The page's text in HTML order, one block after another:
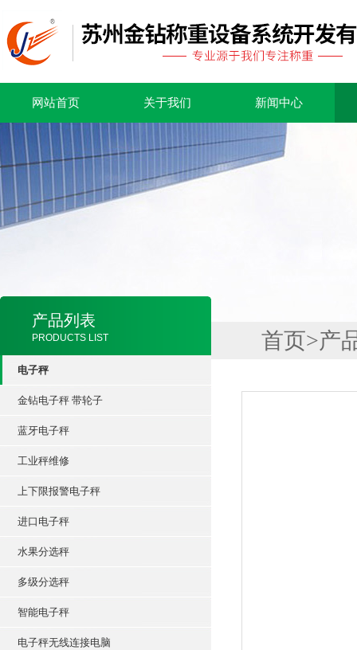
网站首页 关于我们 新闻中心
产品列表
PRODUCTS LIST
电子秤
金钻电子秤 带轮子
蓝牙电子秤
工业秤维修
上下限报警电子秤
进口电子秤
水果分选秤
多级分选秤
智能电子秤
电子秤无线连接电脑
首页>产